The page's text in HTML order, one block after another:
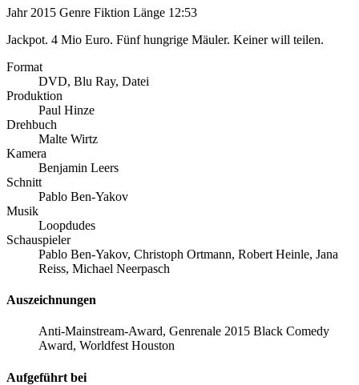
Jahr2015 Genre Fiktion Länge 12:53
Jackpot. 4 Mio Euro. Fünf hungrige Mäuler. Keiner will teilen.
Format
DVD, Blu Ray, Datei
Produktion
Paul Hinze
Drehbuch
Malte Wirtz
Kamera
Benjamin Leers
Schnitt
Pablo Ben-Yakov
Musik
Loopdudes
Schauspieler
Pablo Ben-Yakov, Christoph Ortmann, Robert Heinle, Jana
Reiss, Michael Neerpasch
Auszeichnungen
Anti-Mainstream-Award, Genrenale 2015 Black Comedy
Award, Worldfest Houston
Aufgeführt bei